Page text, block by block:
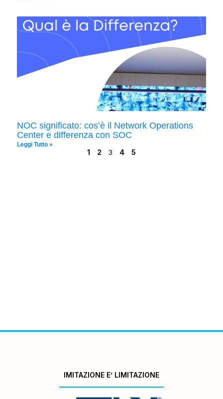
NOC significato: cos’è il Network Operations
Center e differenza con SOC
Leggi Tutto »
1 2 3 4 5
IMITAZIONE E’ LIMITAZIONE